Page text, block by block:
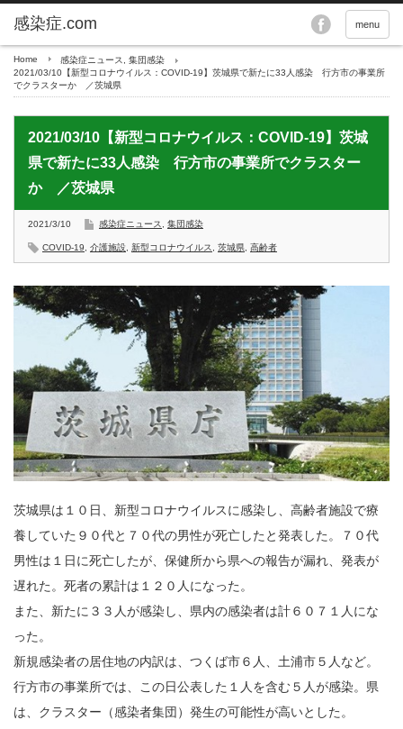
menu
Home 感染症ニュース
集団感染
2021/03/10【新型コロナウイルス：COVID-19】茨城県で新たに33人感染 行方市の事業所
でクラスターか ／茨城県
2021/03/10【新型コロナウイルス：COVID-19】茨城
県で新たに33人感染 行方市の事業所でクラスター
か ／茨城県
2021/3/10 感染症ニュース 集団感染
COVID-19 介護施設 新型コロナウイルス 茨城県 高齢者
茨城県は１０日、新型コロナウイルスに感染し、高齢者施設で療
養していた９０代と７０代の男性が死亡したと発表した。７０代
男性は１日に死亡したが、保健所から県への報告が漏れ、発表が
遅れた。死者の累計は１２０人になった。
また、新たに３３人が感染し、県内の感染者は計６０７１人にな
った。
新規感染者の居住地の内訳は、つくば市６人、土浦市５人など。
行方市の事業所では、この日公表した１人を含む５人が感染。県
は、クラスター（感染者集団）発生の可能性が高いとした。